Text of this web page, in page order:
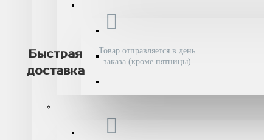
Быстрая
доставка
Товар отправляется в день
заказа (кроме пятницы)